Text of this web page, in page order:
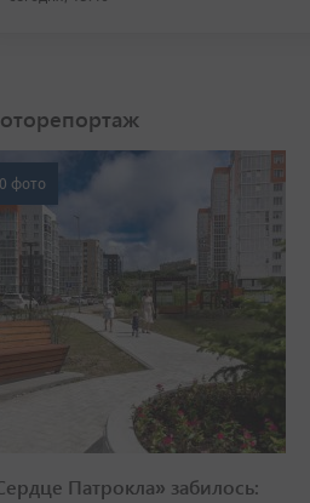
фото
Патрокла» забилось: